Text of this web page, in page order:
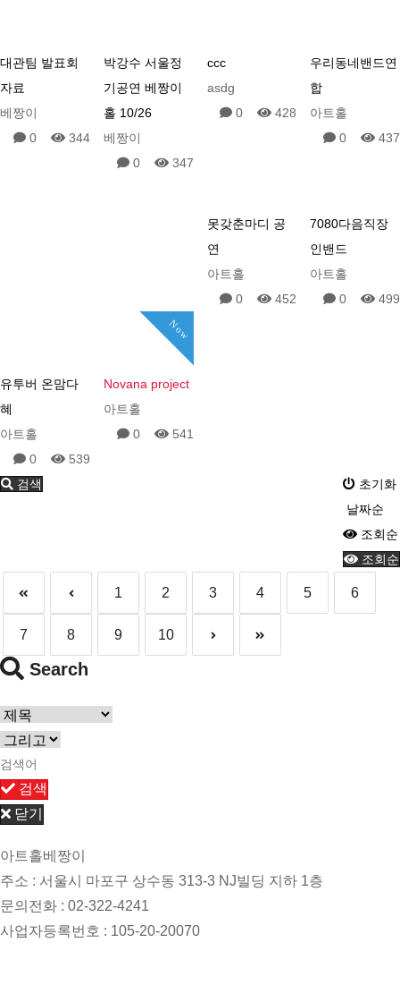
대관팀 발표회
자료
베짱이
0
344
박강수 서울정
기공연 베짱이
홀 10/26
베짱이
0
347
ccc
asdg
0
428
우리동네밴드연
합
아트홀
0
437
못갖춘마디 공
연
아트홀
0
452
7080다음직장
인밴드
아트홀
0
499
유투버 온맘다
혜
아트홀
0
539
Now
Novana project
아트홀
0
541
초기화
날짜순
조회순
조회순
검색
1 2 3 4 5 6
7 8 9 10
Search
검색
닫기
아트홀베짱이
주소 : 서울시 마포구 상수동 313-3 NJ빌딩 지하 1층
문의전화 : 02-322-4241
사업자등록번호 : 105-20-20070